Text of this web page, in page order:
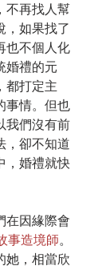
不再找人幫
，如果找了
也不個人化
婚禮的元
都打定主
事情。但也
我們沒有前
，卻不知道
，婚禮就快
在因緣際會
事造境師。
她，相當欣